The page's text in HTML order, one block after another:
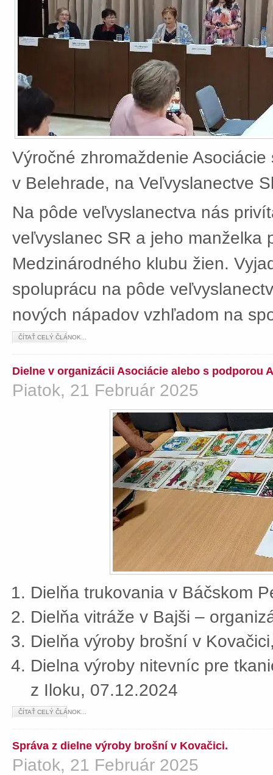
Výročné zhromaždenie
v Belehrade, na Veľvyslanectve
Na pôde veľvyslanectva nás
veľvyslanec SR a jeho manželka
Medzinárodného klubu žien.
spoluprácu na pôde
nových nápadov vzhľadom na
ČÍTAŤ CELÝ ČLÁNOK...
Dielne v organizácii Asociácie alebo s podporou
Piatok, 21 Február 2025
Dielňa trukovania v Báčskom
Dielňa vitráže v Bajši –
Dielňa výroby brošní v
Dielna výroby nitevníc pre
z Iloku, 07.12.2024
ČÍTAŤ CELÝ ČLÁNOK...
Správa z dielne výroby brošní v Kovačici.
Piatok, 21 Február 2025